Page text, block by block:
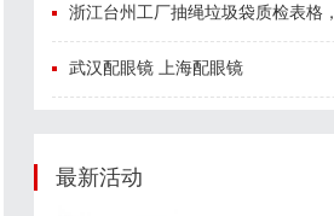
浙江台州工厂抽绳垃圾袋质检表格，可
武汉配眼镜 上海配眼镜
最新活动